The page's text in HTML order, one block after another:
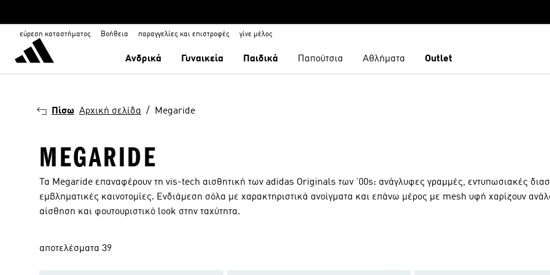
εύρεση καταστήματος Βοήθεια παραγγελίες και επιστροφές γίνε μέλος
Ανδρικά Γυναικεία Παιδικά Παπούτσια Αθλήματα Outlet
Πίσω Αρχική σελίδα Megaride
MEGARIDE
Τα Megaride επαναφέρουν τη vis-tech αισθητική των adidas Originals των '00s: ανάγλυφες γραμμές, εντυπωσιακές
εμβληματικές καινοτομίες. Ενδιάμεση σόλα με χαρακτηριστικά ανοίγματα και επάνω μέρος με mesh υφή χαρίζουν
αίσθηση και φουτουριστικό look στην ταχύτητα.
αποτελέσματα 39